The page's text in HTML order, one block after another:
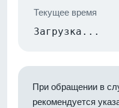
Текущее время
Загрузка...
При обращении в
рекомендуется